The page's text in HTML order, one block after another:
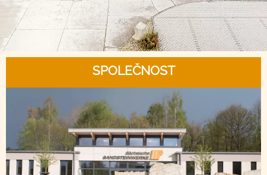
SPOLEČNOST